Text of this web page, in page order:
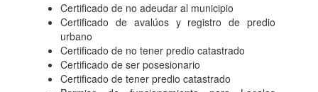
Certificado de no adeudar al municipio
Certificado de avalúos y registro de predio
urbano
Certificado de no tener predio catastrado
Certificado de ser posesionario
Certificado de tener predio catastrado